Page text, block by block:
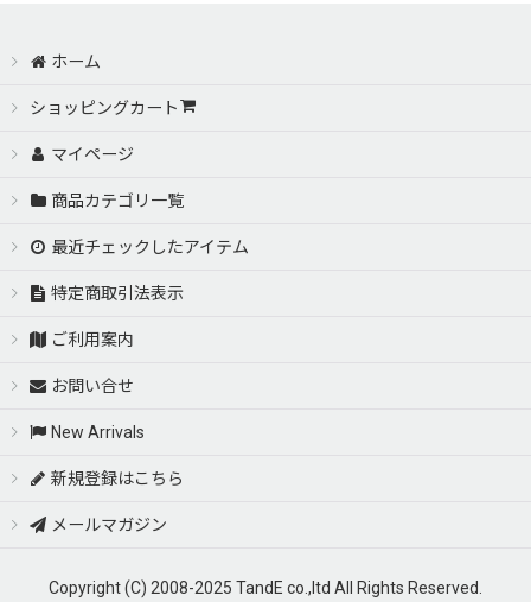
ホーム
ショッピングカート
マイページ
商品カテゴリ一覧
最近チェックしたアイテム
特定商取引法表示
ご利用案内
お問い合せ
New Arrivals
新規登録はこちら
メールマガジン
Copyright (C) 2008-2025 TandE co.,ltd All Rights Reserved.